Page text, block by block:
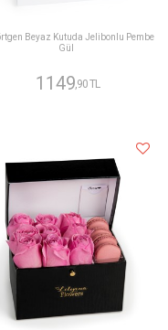
Beyaz Kutuda Jelibonlu Pembe
Gül
1149 ,90 TL